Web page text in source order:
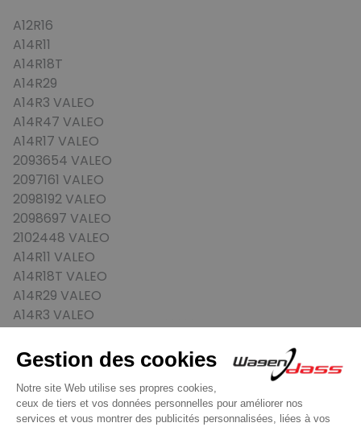
A12R16
A14R11
A14R18T
A14R29
A14R3 VALEO
A14R47 VALEO
A14R17 VALEO
2093654 VALEO
2097161 VALEO
2098192 VALEO
2098697 VALEO
2102448 VALEO
A14R11 VALEO
A14R18T VALEO
A14R29 VALEO
A14R3 VALEO
A14R17 VALEO
512001A DELCO REMY
75750 VALEO
2059913 VALEO